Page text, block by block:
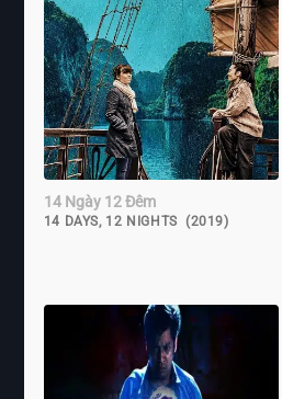
14 Ngày 12 Đêm
14 DAYS, 12 NIGHTS (2019)